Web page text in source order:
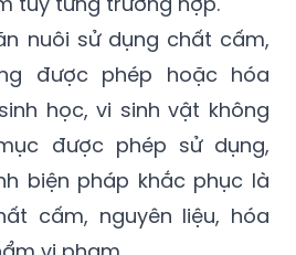
nuôi sử dụng chất cấm,
được phép hoặc hóa
học, vi sinh vật không
được phép sử dụng,
biện pháp khắc phục là
cấm, nguyên liệu, hóa